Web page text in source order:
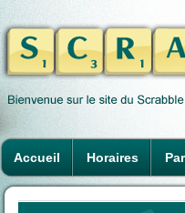
Accueil Horaires